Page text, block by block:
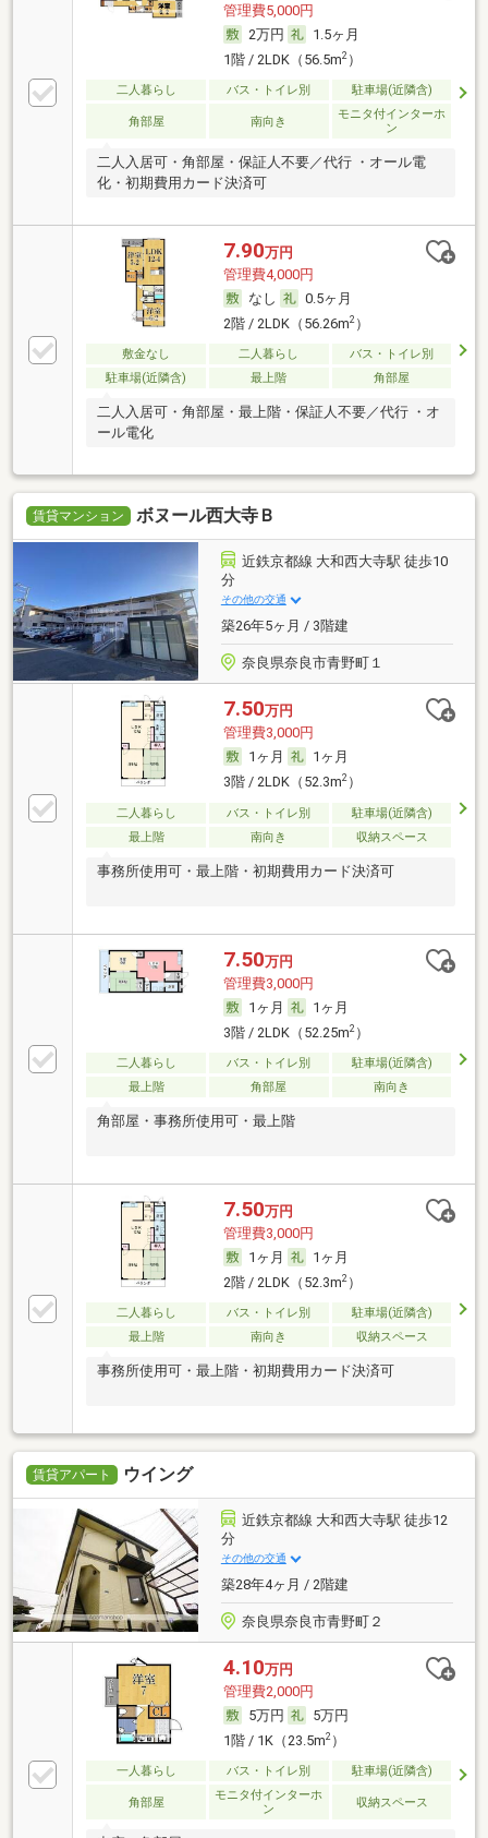
管理費5,000円
2万円
1.5ヶ月
1階 / 2LDK（56.5m2）
二人暮らし バス・トイレ別 駐車場(近隣含)
角部屋 南向き
モニタ付インターホ
ン
二人入居可・角部屋・保証人不要／代行 ・オール電
化・初期費用カード決済可
7.90万円
管理費4,000円
なし
0.5ヶ月
2階 / 2LDK（56.26m2）
敷金なし 二人暮らし
バス・トイレ別
駐車場(近隣含)
最上階 角部屋
二人入居可・角部屋・最上階・保証人不要／代行 ・オ
ール電化
賃貸マンション ボヌール西大寺Ｂ
近鉄京都線 大和西大寺駅 徒歩10
分
その他の交通
築26年5ヶ月 / 3階建
奈良県奈良市青野町１
7.50万円
管理費3,000円
1ヶ月
1ヶ月
3階 / 2LDK（52.3m2）
二人暮らし バス・トイレ別
駐車場(近隣含)
最上階
南向き 収納スペース
事務所使用可・最上階・初期費用カード決済可
7.50万円
管理費3,000円
1ヶ月
1ヶ月
3階 / 2LDK（52.25m2）
二人暮らし バス・トイレ別
駐車場(近隣含)
最上階
角部屋 南向き
角部屋・事務所使用可・最上階
7.50万円
管理費3,000円
1ヶ月
1ヶ月
2階 / 2LDK（52.3m2）
二人暮らし バス・トイレ別
駐車場(近隣含)
最上階
南向き 収納スペース
事務所使用可・最上階・初期費用カード決済可
賃貸アパート ウイング
近鉄京都線 大和西大寺駅 徒歩12
分
その他の交通
築28年4ヶ月 / 2階建
奈良県奈良市青野町２
4.10万円
管理費2,000円
5万円
5万円
1階 / 1K（23.5m2）
一人暮らし バス・トイレ別 駐車場(近隣含)
角部屋
モニタ付インターホ
ン
収納スペース